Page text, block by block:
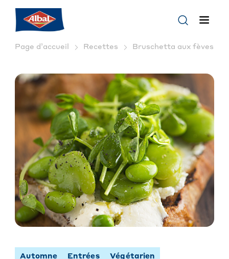
Page d’accueil Recettes Bruschetta aux fèves et
Automne Entrées Végétarien